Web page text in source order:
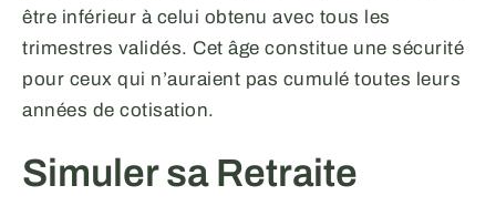
être inférieur à celui obtenu avec tous les
trimestres validés. Cet âge constitue une sécurité
pour ceux qui n’auraient pas cumulé toutes leurs
années de cotisation.
Simuler sa Retraite